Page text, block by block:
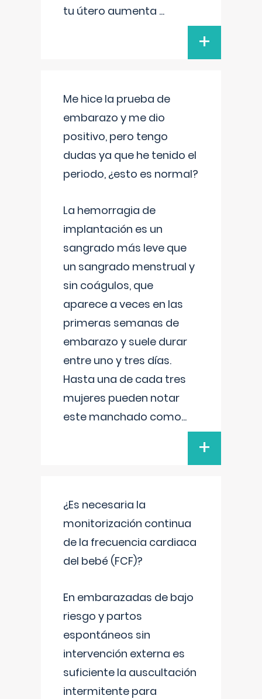
tu útero aumenta ...
+
Me hice la prueba de
embarazo y me dio
positivo, pero tengo
dudas ya que he tenido el
periodo, ¿esto es normal?
La hemorragia de
implantación es un
sangrado más leve que
un sangrado menstrual y
sin coágulos, que
aparece a veces en las
primeras semanas de
embarazo y suele durar
entre uno y tres días.
Hasta una de cada tres
mujeres pueden notar
este manchado como...
+
¿Es necesaria la
monitorización continua
de la frecuencia cardiaca
del bebé (FCF)?
En embarazadas de bajo
riesgo y partos
espontáneos sin
intervención externa es
suficiente la auscultación
intermitente para